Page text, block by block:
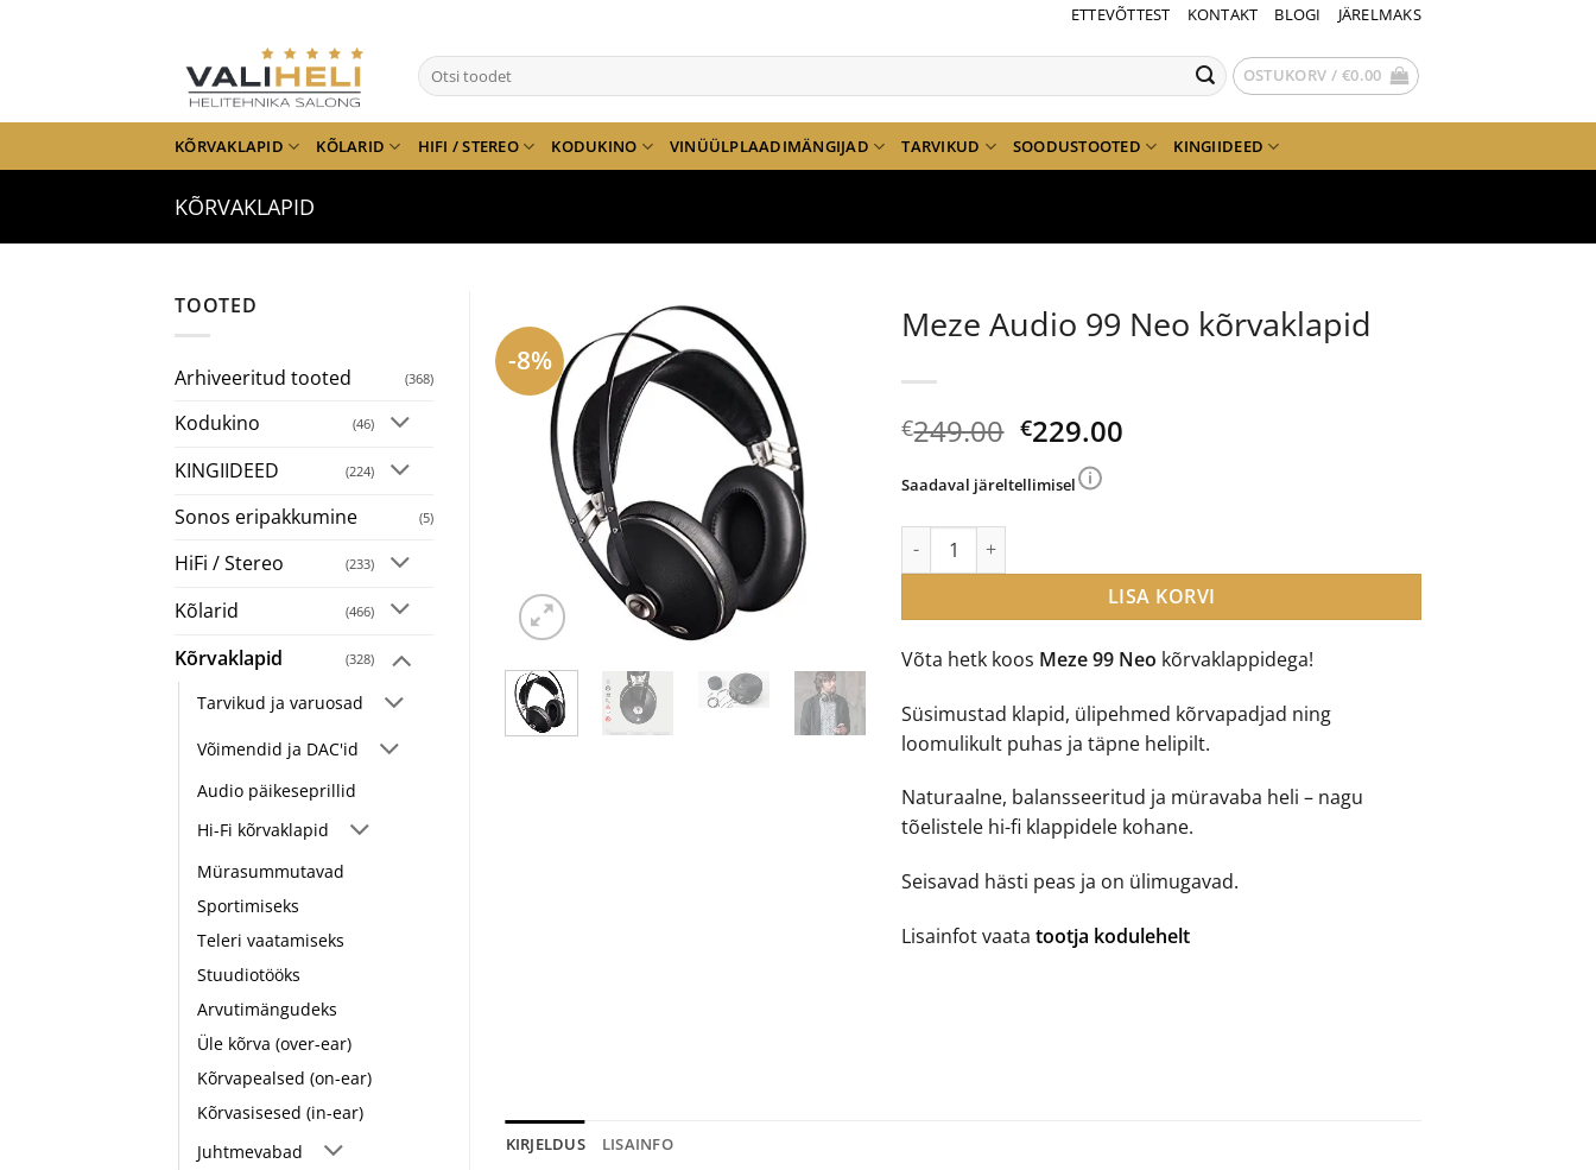
ETTEVÕTTEST KONTAKT BLOGI JÄRELMAKS
Otsi: OSTUKORV / €0.00
KÕRVAKLAPID KÕLARID HIFI / STEREO KODUKINO VINÜÜLPLAADIMÄNGIJAD TARVIKUD SOODUSTOOTED KINGIIDEED
KÕRVAKLAPID
TOOTED
Arhiveeritud tooted (368)
Kodukino (46)
KINGIIDEED (224)
Sonos eripakkumine (5)
HiFi / Stereo (233)
Kõlarid (466)
Kõrvaklapid (328)
Tarvikud ja varuosad
Võimendid ja DAC'id
Audio päikeseprillid
Hi-Fi kõrvaklapid
Mürasummutavad
Sportimiseks
Teleri vaatamiseks
Stuudiotööks
Arvutimängudeks
Üle kõrva (over-ear)
Kõrvapealsed (on-ear)
Kõrvasisesed (in-ear)
Juhtmevabad
-8%
Meze Audio 99 Neo kõrvaklapid
€249.00 Algne
oli:
€229.00Current
Võta hetk koos Meze 99 Neo kõrvaklappidega!
Süsimustad klapid, ülipehmed kõrvapadjad ning
loomulikult puhas ja täpne helipilt.
Naturaalne, balansseeritud ja müravaba heli – nagu
tõelistele hi-fi klappidele kohane.
Seisavad hästi peas ja on ülimugavad.
Lisainfot vaatatootja kodulehelt
Saadaval järeltellimisel
Meze Audio 99 Neo kõrvaklapid kogus
LISA KORVI
KIRJELDUS LISAINFO